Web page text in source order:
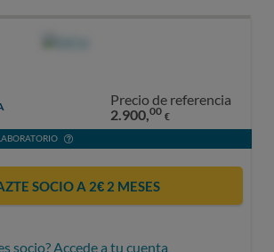
Precio de referencia
2.900,00 €
SOCIO A 2€ 2 MESES
socio? Accede a tu cuenta